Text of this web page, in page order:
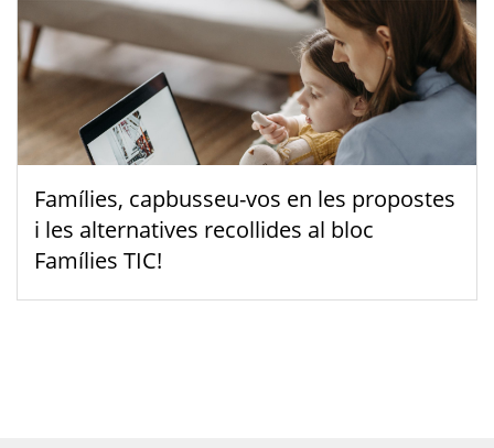
Famílies, capbusseu-vos en les propostes
i les alternatives recollides al bloc
Famílies TIC!